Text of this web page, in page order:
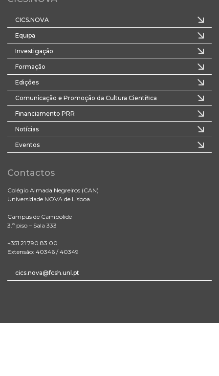
CICS.NOVA
Equipa
Investigação
Formação
Edições
Comunicação e Promoção da Cultura Científica
Financiamento PRR
Notícias
Eventos
Contactos
Colégio Almada Negreiros (CAN)
Universidade NOVA de Lisboa
Campus de Campolide
3.º piso – Sala 333
+351 21 790 83 00
Extensão: 40346 / 40349
cics.nova@fcsh.unl.pt